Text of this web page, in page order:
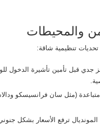
والمحيطات
تنظيمية شاقة:
جدي قبل تأمين تأشيرة الدخول
متباعدة (مثل سان فرانسيسكو
ترفع الأسعار بشكل